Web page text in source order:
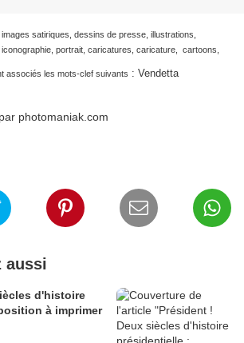
satiriques, dessins de presse, illustrations,
portrait, caricatures, caricature, cartoons,
associés les mots-clef suivants : Vendetta
aussi
d'histoire
à imprimer